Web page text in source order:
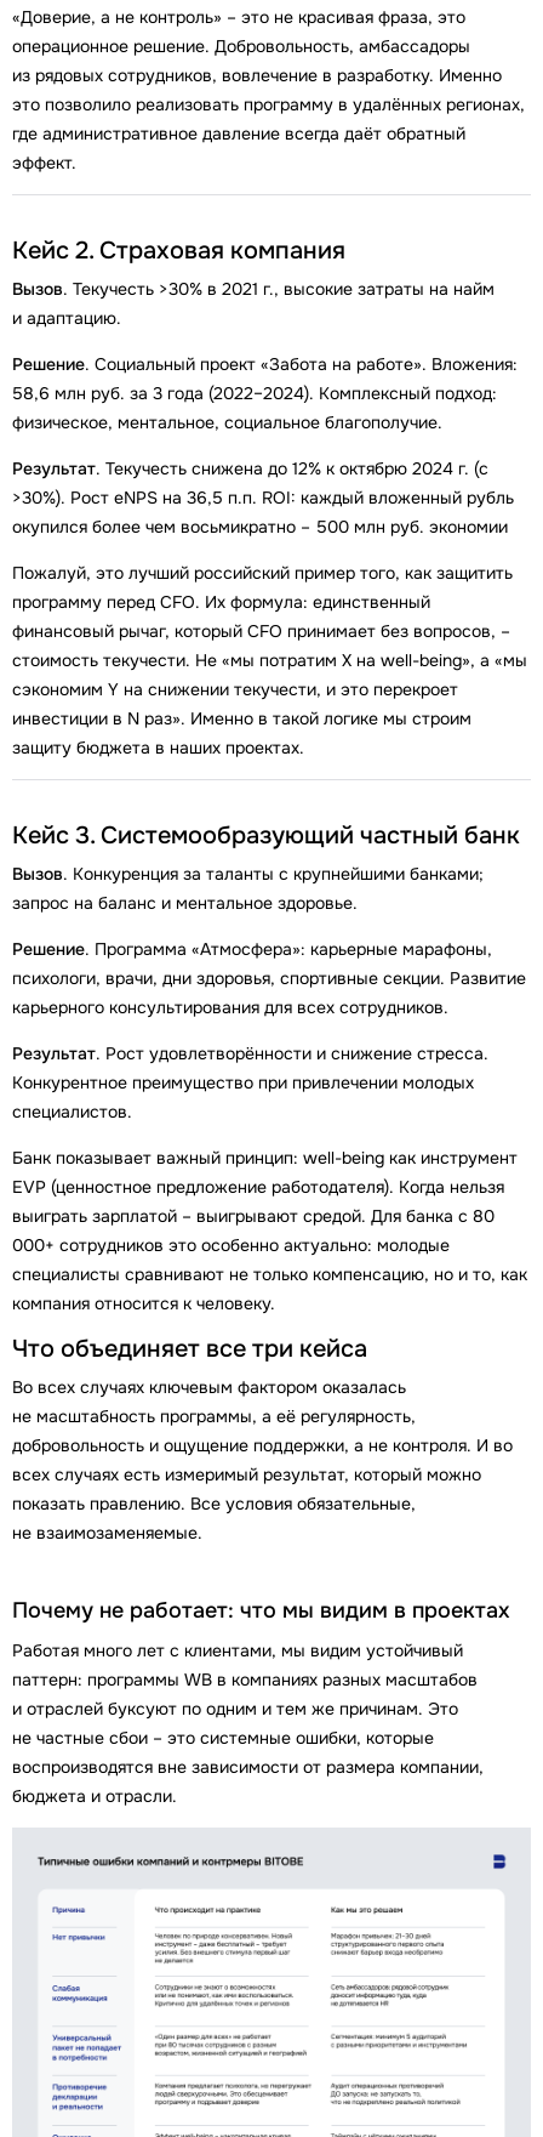
«Доверие, а не контроль» – это не красивая фраза, это
операционное решение. Добровольность, амбассадоры
из рядовых сотрудников, вовлечение в разработку. Именно
это позволило реализовать программу в удалённых регионах,
где административное давление всегда даёт обратный
эффект.
Кейс 2. Страховая компания
Вызов. Текучесть >30% в 2021 г., высокие затраты на найм
и адаптацию.
Решение. Социальный проект «Забота на работе». Вложения:
58,6 млн руб. за 3 года (2022–2024). Комплексный подход:
физическое, ментальное, социальное благополучие.
Результат. Текучесть снижена до 12% к октябрю 2024 г. (с
>30%). Рост eNPS на 36,5 п.п. ROI: каждый вложенный рубль
окупился более чем восьмикратно – 500 млн руб. экономии
Пожалуй, это лучший российский пример того, как защитить
программу перед CFO. Их формула: единственный
финансовый рычаг, который CFO принимает без вопросов, –
стоимость текучести. Не «мы потратим X на well-being», а «мы
сэкономим Y на снижении текучести, и это перекроет
инвестиции в N раз». Именно в такой логике мы строим
защиту бюджета в наших проектах.
Кейс 3. Системообразующий частный банк
Вызов. Конкуренция за таланты с крупнейшими банками;
запрос на баланс и ментальное здоровье.
Решение. Программа «Атмосфера»: карьерные марафоны,
психологи, врачи, дни здоровья, спортивные секции. Развитие
карьерного консультирования для всех сотрудников.
Результат. Рост удовлетворённости и снижение стресса.
Конкурентное преимущество при привлечении молодых
специалистов.
Банк показывает важный принцип: well-being как инструмент
EVP (ценностное предложение работодателя). Когда нельзя
выиграть зарплатой – выигрывают средой. Для банка с 80
000+ сотрудников это особенно актуально: молодые
специалисты сравнивают не только компенсацию, но и то, как
компания относится к человеку.
Что объединяет все три кейса
Во всех случаях ключевым фактором оказалась
не масштабность программы, а её регулярность,
добровольность и ощущение поддержки, а не контроля. И во
всех случаях есть измеримый результат, который можно
показать правлению. Все условия обязательные,
не взаимозаменяемые.
Почему не работает: что мы видим в проектах
Работая много лет с клиентами, мы видим устойчивый
паттерн: программы WB в компаниях разных масштабов
и отраслей буксуют по одним и тем же причинам. Это
не частные сбои – это системные ошибки, которые
воспроизводятся вне зависимости от размера компании,
бюджета и отрасли.